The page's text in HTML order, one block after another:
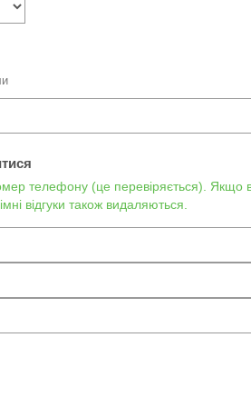
телефону (це перевіряється). Якщо
відгуки також видаляються.